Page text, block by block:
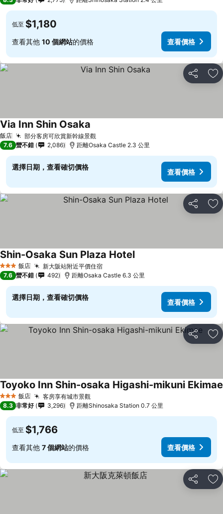
低至 $1,180
查看其他 10 個網站的價格 查看價格
分享 加
飯店 部分客房可欣賞新幹線景觀查看價格
Via Inn Shin Osaka
7.6 蠻不錯 2,086 距離Osaka Castle 2.3 公里
選擇日期，查看確切價格
查看價格
分享 加
3 星級 飯店 新大阪站附近平價住宿查看價格
Shin-Osaka Sun Plaza Hotel查看價格
7.6 蠻不錯 492 距離Osaka Castle 6.3 公里
選擇日期，查看確切價格
查看價格
分享 加
3 星級 飯店 客房享有城市景觀查看價格
Toyoko Inn Shin-osaka Higashi-mikuni Ekimae
8.3 非常好 3,296 距離Shinosaka Station 0.7 公里
低至 $1,766
查看其他 7 個網站的價格 查看價格
分享 加